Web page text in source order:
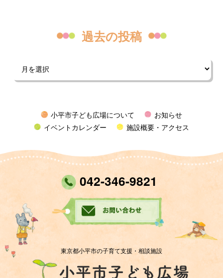
過去の投稿
小平市子ども広場について
お知らせ
イベントカレンダー
施設概要・アクセス
042-346-9821
東京都小平市の子育て支援・相談施設